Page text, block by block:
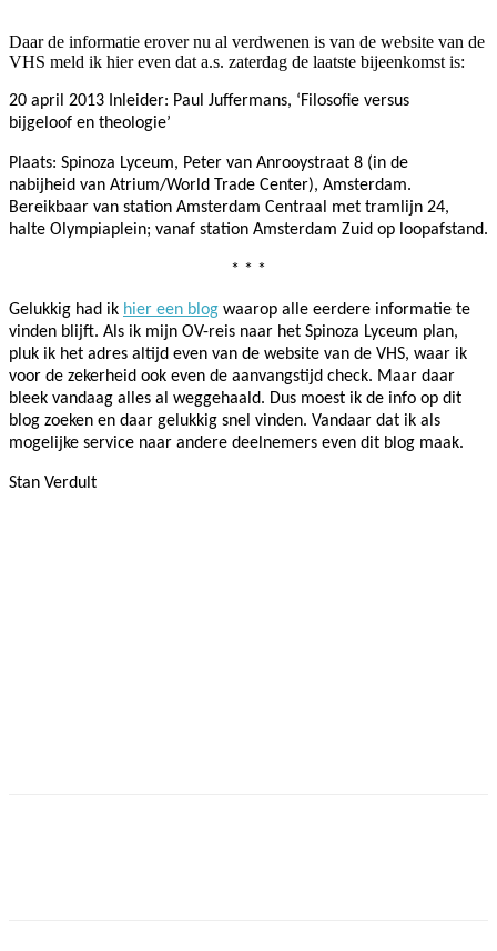
Daar de informatie erover nu al verdwenen is van de website van de
VHS meld ik hier even dat a.s. zaterdag de laatste bijeenkomst is:
20 april 2013 Inleider: Paul Juffermans, ‘Filosofie versus
bijgeloof en theologie’
Plaats: Spinoza Lyceum, Peter van Anrooystraat 8 (in de
nabijheid van Atrium/World Trade Center), Amsterdam.
Bereikbaar van station Amsterdam Centraal met tramlijn 24,
halte Olympiaplein; vanaf station Amsterdam Zuid op loopafstand.
* * *
Gelukkig had ik hier een blog waarop alle eerdere informatie te
vinden blijft. Als ik mijn OV-reis naar het Spinoza Lyceum plan,
pluk ik het adres altijd even van de website van de VHS, waar ik
voor de zekerheid ook even de aanvangstijd check. Maar daar
bleek vandaag alles al weggehaald. Dus moest ik de info op dit
blog zoeken en daar gelukkig snel vinden. Vandaar dat ik als
mogelijke service naar andere deelnemers even dit blog maak.
Stan Verdult